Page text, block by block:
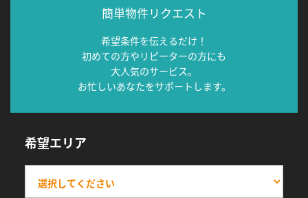
簡単物件リクエスト
希望条件を伝えるだけ！
初めての方やリピーターの方にも
大人気のサービス。
お忙しいあなたをサポートします。
希望エリア